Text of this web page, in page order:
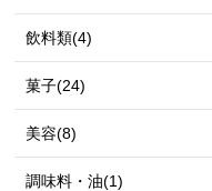
飲料類(4)
菓子(24)
美容(8)
調味料・油(1)